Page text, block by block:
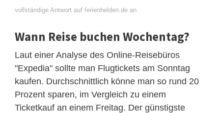
vollständige Antwort auf ferienhelden.de an
Wann Reise buchen Wochentag?
Laut einer Analyse des Online-Reisebüros
"Expedia" sollte man Flugtickets am Sonntag
kaufen. Durchschnittlich könne man so rund 20
Prozent sparen, im Vergleich zu einem
Ticketkauf an einem Freitag. Der günstigste